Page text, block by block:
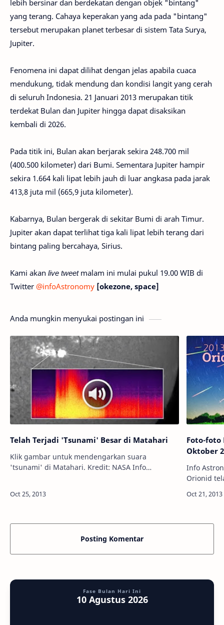
lebih bersinar dan berdekatan dengan objek "bintang"
yang terang. Cahaya keperakan yang ada pada "bintang"
tersebut merupakan planet terbesar di sistem Tata Surya,
Jupiter.
Fenomena ini dapat dilihat dengan jelas apabila cuaca
mendukung, tidak mendung dan kondisi langit yang cerah
di seluruh Indonesia. 21 Januari 2013 merupakan titik
terdekat Bulan dan Jupiter hingga dapat disaksikan
kembali di 2026.
Pada titik ini, Bulan akan berjarak sekira 248.700 mil
(400.500 kilometer) dari Bumi. Sementara Jupiter hampir
sekira 1.664 kali lipat lebih jauh di luar angkasa pada jarak
413,8 juta mil (665,9 juta kilometer).
Kabarnya, Bulan bergerak di sekitar Bumi di arah Timur.
Jupiter akan dapat terlihat tiga kali lipat lebih terang dari
bintang paling bercahaya, Sirius.
Kami akan live tweetmalam ini mulai pukul 19.00 WIB di
Twitter @infoAstronomy [okezone, space]
Anda mungkin menyukai postingan ini
Telah Terjadi 'Tsunami' Besar di Matahari
Klik gambar untuk mendengarkan suara
'tsunami' di Matahari. Kredit: NASA Info
Foto-foto
Oktober
Info Astronomy Info
Orionid
meteor ini
Posting Komentar
Fase Bulan Hari Ini
10 Agustus 2026